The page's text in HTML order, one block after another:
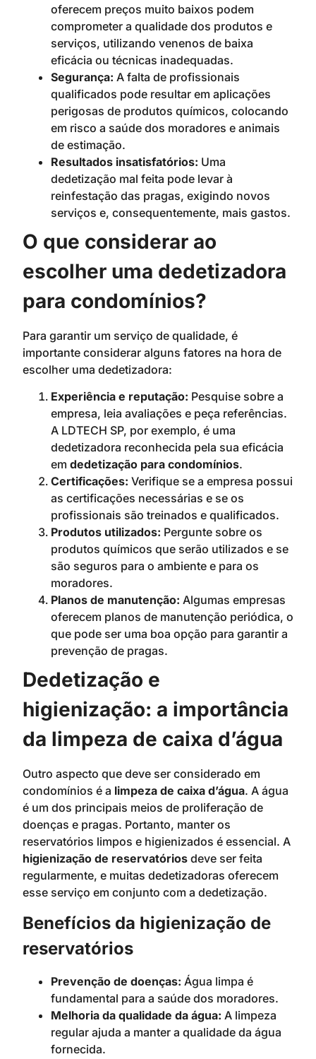
oferecem preços muito baixos podem
comprometer a qualidade dos produtos e
serviços, utilizando venenos de baixa
eficácia ou técnicas inadequadas.
Segurança: A falta de profissionais
qualificados pode resultar em aplicações
perigosas de produtos químicos, colocando
em risco a saúde dos moradores e animais
de estimação.
Resultados insatisfatórios: Uma
dedetização mal feita pode levar à
reinfestação das pragas, exigindo novos
serviços e, consequentemente, mais gastos.
O que considerar ao
escolher uma dedetizadora
para condomínios?
Para garantir um serviço de qualidade, é
importante considerar alguns fatores na hora de
escolher uma dedetizadora:
Experiência e reputação: Pesquise sobre a
empresa, leia avaliações e peça referências.
A LDTECH SP, por exemplo, é uma
dedetizadora reconhecida pela sua eficácia
em dedetização para condomínios.
Certificações: Verifique se a empresa possui
as certificações necessárias e se os
profissionais são treinados e qualificados.
Produtos utilizados: Pergunte sobre os
produtos químicos que serão utilizados e se
são seguros para o ambiente e para os
moradores.
Planos de manutenção: Algumas empresas
oferecem planos de manutenção periódica, o
que pode ser uma boa opção para garantir a
prevenção de pragas.
Dedetização e
higienização: a importância
da limpeza de caixa d’água
Outro aspecto que deve ser considerado em
condomínios é a limpeza de caixa d’água. A água
é um dos principais meios de proliferação de
doenças e pragas. Portanto, manter os
reservatórios limpos e higienizados é essencial. A
higienização de reservatórios deve ser feita
regularmente, e muitas dedetizadoras oferecem
esse serviço em conjunto com a dedetização.
Benefícios da higienização de
reservatórios
Prevenção de doenças: Água limpa é
fundamental para a saúde dos moradores.
Melhoria da qualidade da água: A limpeza
regular ajuda a manter a qualidade da água
fornecida.